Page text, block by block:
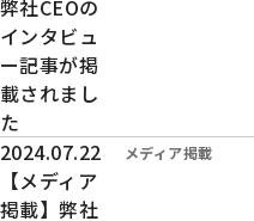
弊社CEOの
インタビュ
ー記事が掲
載されまし
た
投稿日時：
2024.07.22 カテゴリー：
メディア掲載
【メディア
掲載】弊社